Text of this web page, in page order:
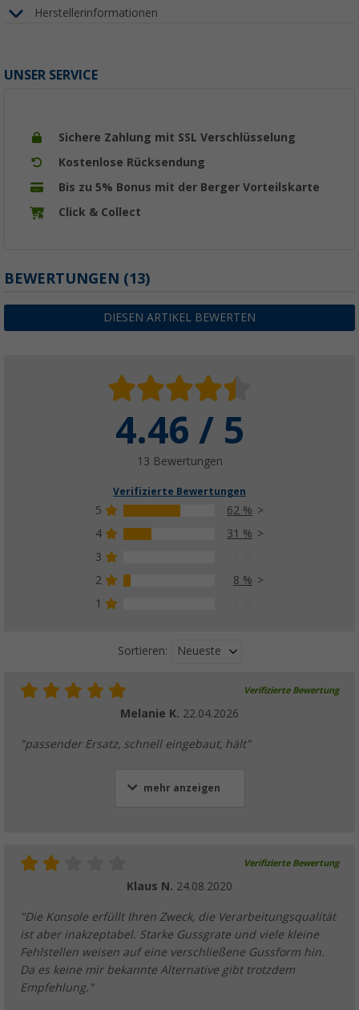
Herstellerinformationen
UNSER SERVICE
Sichere Zahlung mit SSL Verschlüsselung
Kostenlose Rücksendung
Bis zu 5% Bonus mit der Berger Vorteilskarte
Click & Collect
BEWERTUNGEN (13)
DIESEN ARTIKEL BEWERTEN
4.46 / 5
13 Bewertungen
Verifizierte Bewertungen
5
62 %
4
31 %
3
2
8 %
1
Sortieren: Neueste
Verifizierte Bewertung
Melanie K. 22.04.2026
"passender Ersatz, schnell eingebaut, hält"
mehr anzeigen
Verifizierte Bewertung
Klaus N. 24.08.2020
"Die Konsole erfüllt Ihren Zweck, die Verarbeitungsqualität
ist aber inakzeptabel. Starke Gussgrate und viele kleine
Fehlstellen weisen auf eine verschließene Gussform hin.
Da es keine mir bekannte Alternative gibt trotzdem
Empfehlung."